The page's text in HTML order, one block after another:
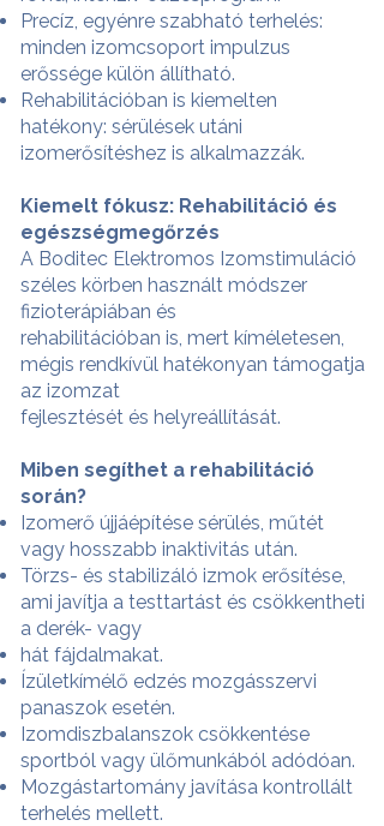
Precíz, egyénre szabható terhelés:
minden izomcsoport impulzus
erőssége külön állítható.
Rehabilitációban is kiemelten
hatékony: sérülések utáni
izomerősítéshez is alkalmazzák.
Kiemelt fókusz: Rehabilitáció és
egészségmegőrzés
A Boditec Elektromos Izomstimuláció
széles körben használt módszer
fizioterápiában és
rehabilitációban is, mert kíméletesen,
mégis rendkívül hatékonyan támogatja
az izomzat
fejlesztését és helyreállítását.
Miben segíthet a rehabilitáció
során?
Izomerő újjáépítése sérülés, műtét
vagy hosszabb inaktivitás után.
Törzs- és stabilizáló izmok erősítése,
ami javítja a testtartást és csökkentheti
a derék- vagy
hát fájdalmakat.
Ízületkímélő edzés mozgásszervi
panaszok esetén.
Izomdiszbalanszok csökkentése
sportból vagy ülőmunkából adódóan.
Mozgástartomány javítása kontrollált
terhelés mellett.